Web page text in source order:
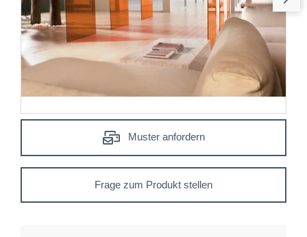
Muster anfordern
Frage zum Produkt stellen